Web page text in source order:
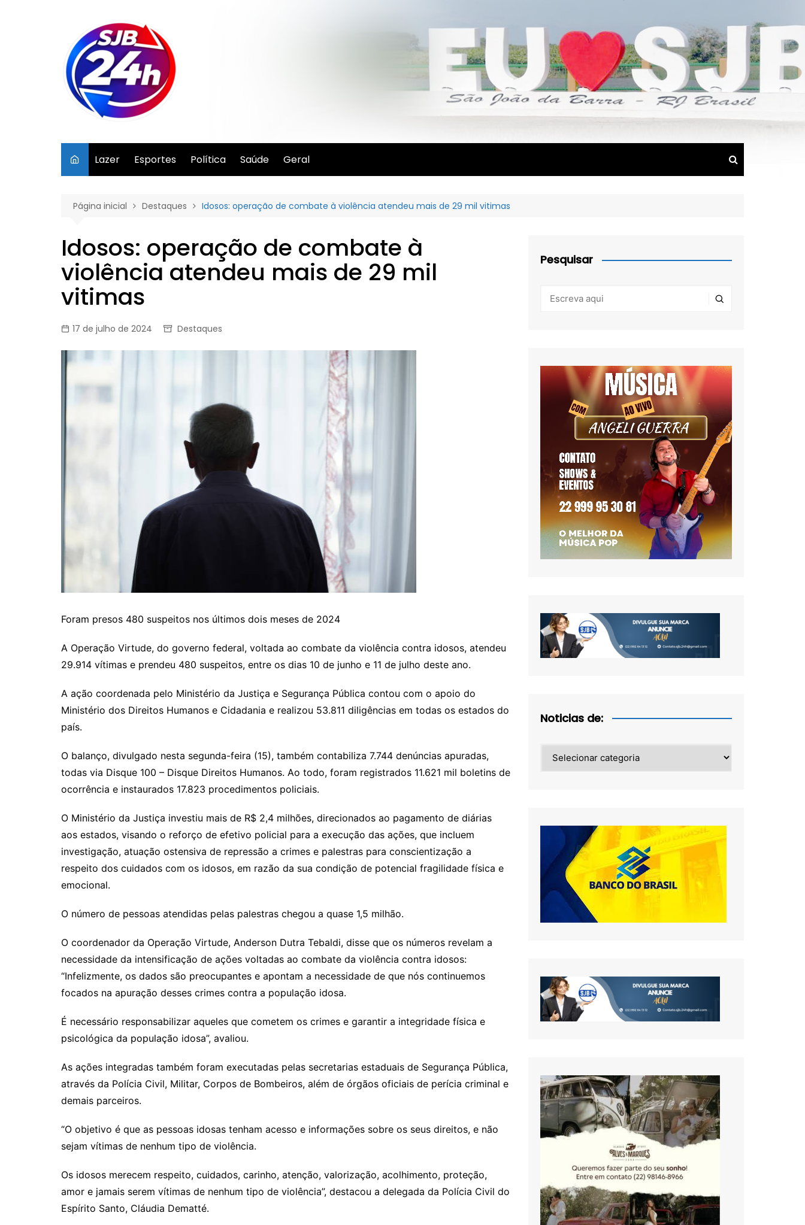
Lazer Esportes Política Saúde Geral
Página inicial Destaques Idosos: operação de combate à violência atendeu mais de 29 mil vitimas
Idosos: operação de combate à
violência atendeu mais de 29 mil
vitimas
17 de julho de 2024 Destaques
Foram presos 480 suspeitos nos últimos dois meses de 2024
A Operação Virtude, do governo federal, voltada ao combate da violência contra idosos, atendeu
29.914 vítimas e prendeu 480 suspeitos, entre os dias 10 de junho e 11 de julho deste ano.
A ação coordenada pelo Ministério da Justiça e Segurança Pública contou com o apoio do
Ministério dos Direitos Humanos e Cidadania e realizou 53.811 diligências em todas os estados do
país.
O balanço, divulgado nesta segunda-feira (15), também contabiliza 7.744 denúncias apuradas,
todas via Disque 100 – Disque Direitos Humanos. Ao todo, foram registrados 11.621 mil boletins de
ocorrência e instaurados 17.823 procedimentos policiais.
O Ministério da Justiça investiu mais de R$ 2,4 milhões, direcionados ao pagamento de diárias
aos estados, visando o reforço de efetivo policial para a execução das ações, que incluem
investigação, atuação ostensiva de repressão a crimes e palestras para conscientização a
respeito dos cuidados com os idosos, em razão da sua condição de potencial fragilidade física e
emocional.
O número de pessoas atendidas pelas palestras chegou a quase 1,5 milhão.
O coordenador da Operação Virtude, Anderson Dutra Tebaldi, disse que os números revelam a
necessidade da intensificação de ações voltadas ao combate da violência contra idosos:
“Infelizmente, os dados são preocupantes e apontam a necessidade de que nós continuemos
focados na apuração desses crimes contra a população idosa.
É necessário responsabilizar aqueles que cometem os crimes e garantir a integridade física e
psicológica da população idosa”, avaliou.
As ações integradas também foram executadas pelas secretarias estaduais de Segurança Pública,
através da Polícia Civil, Militar, Corpos de Bombeiros, além de órgãos oficiais de perícia criminal e
demais parceiros.
“O objetivo é que as pessoas idosas tenham acesso e informações sobre os seus direitos, e não
sejam vítimas de nenhum tipo de violência.
Os idosos merecem respeito, cuidados, carinho, atenção, valorização, acolhimento, proteção,
amor e jamais serem vítimas de nenhum tipo de violência”, destacou a delegada da Polícia Civil do
Espírito Santo, Cláudia Dematté.
Pesquisar
Noticias de:
de: